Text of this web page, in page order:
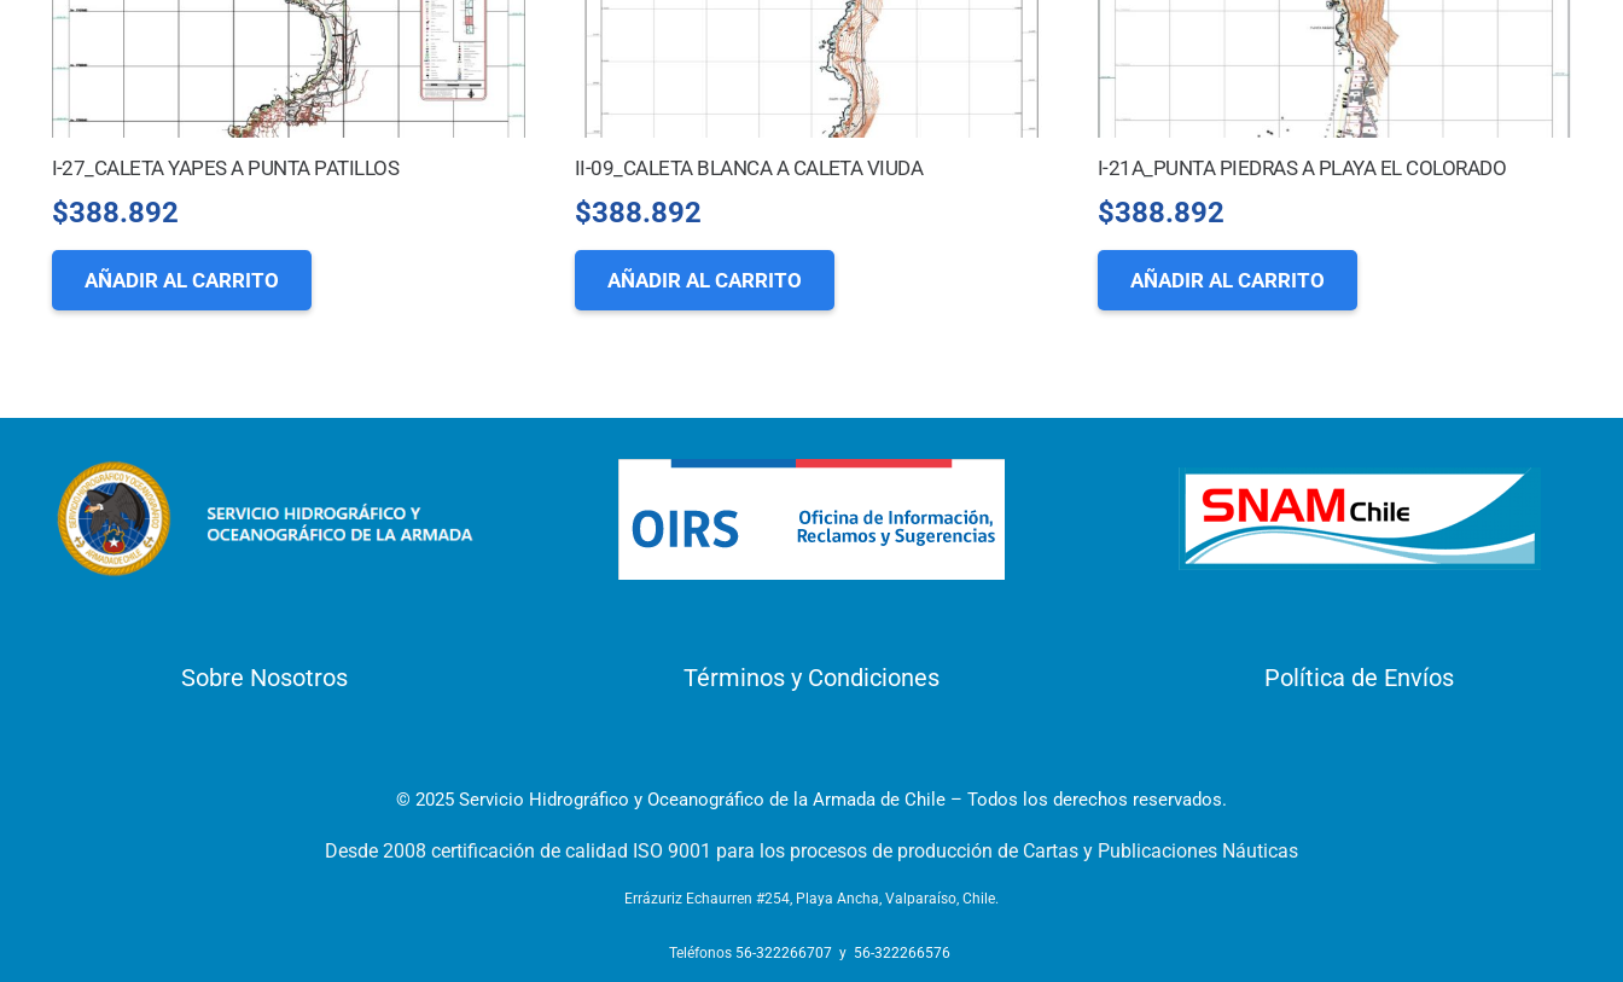
I-27_CALETA YAPES A PUNTA PATILLOS
$388.892
AÑADIR AL CARRITO
II-09_CALETA BLANCA A CALETA VIUDA
$388.892
AÑADIR AL CARRITO
I-21A_PUNTA PIEDRAS A PLAYA EL COLORADO
$388.892
AÑADIR AL CARRITO
Sobre Nosotros Términos y Condiciones Política de Envíos
© 2025 Servicio Hidrográfico y Oceanográfico de la Armada de Chile – Todos los derechos reservados.
Desde 2008 certificación de calidad ISO 9001 para los procesos de producción de Cartas y Publicaciones Náuticas
Errázuriz Echaurren #254, Playa Ancha, Valparaíso, Chile.
Teléfonos 56-322266707 y 56-322266576